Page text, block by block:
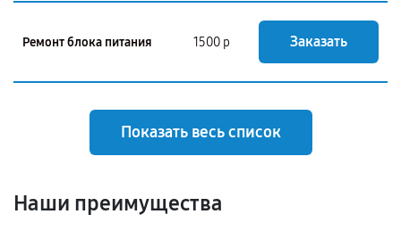
Ремонт блока питания 1500 р Заказать
Показать весь список
Наши преимущества